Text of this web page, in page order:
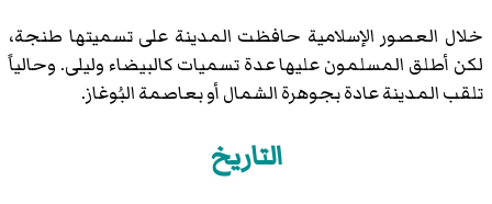
خلال العصور الإسلامية حافظت المدينة على تسميتها طنجة،
لكن أطلق المسلمون عليها عدة تسميات كالبيضاء وليلى. وحالياً
تلقب المدينة عادة بجوهرة الشمال أو بعاصمة البُوغاز.
التاريخ